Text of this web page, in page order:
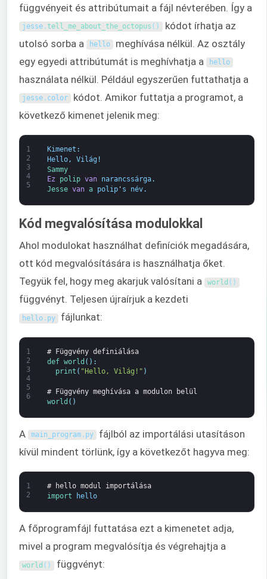
függvényeit és attribútumait a fájl névterében. Így a
jesse.tell_me_about_the_octopus ( ) kódot írhatja az
utolsó sorba a
hello meghívása nélkül. Az osztály
egy egyedi attribútumát is meghívhatja a
hello
használata nélkül. Például egyszerűen futtathatja a
jesse. color kódot. Amikor futtatja a programot, a
következő kimenet jelenik meg:
1
2
3
4
5
Kimenet :
Hello, Világ !
Sammy
Ez
polip van narancssárga.
Jesse van a polip' s név.
Kód megvalósítása modulokkal
Ahol modulokat használhat definíciók megadására,
ott kód megvalósítására is használhatja őket.
Tegyük fel, hogy meg akarjuk valósítani a
world ( )
függvényt. Teljesen újraírjuk a kezdeti
hello. py fájlunkat:
1
2
3
4
5
6
# Függvény definiálása
def world ( ) :
print ( "Hello, Világ!" )
# Függvény meghívása a modulon belül
world ( )
A main_program. py fájlból az importálási utasításon
kívül mindent törlünk, így a következőt hagyva meg:
1
2
# hello modul importálása
import
hello
A főprogramfájl futtatása ezt a kimenetet adja,
mivel a program megvalósítja és végrehajtja a
world ( ) függvényt: